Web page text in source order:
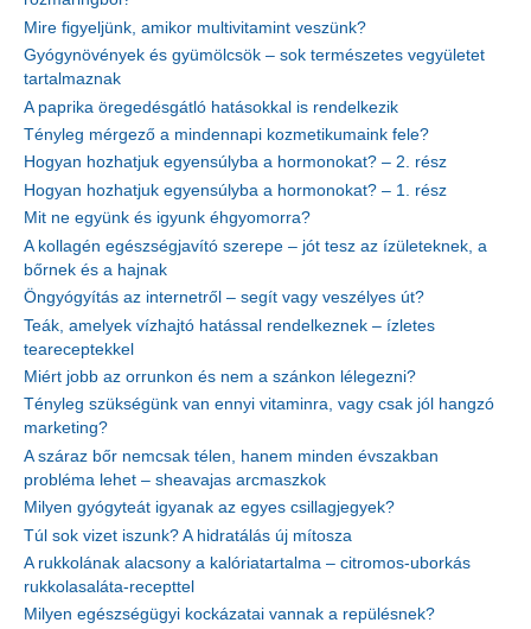
Mire figyeljünk, amikor multivitamint veszünk?
Gyógynövények és gyümölcsök – sok természetes vegyületet
tartalmaznak
A paprika öregedésgátló hatásokkal is rendelkezik
Tényleg mérgező a mindennapi kozmetikumaink fele?
Hogyan hozhatjuk egyensúlyba a hormonokat? – 2. rész
Hogyan hozhatjuk egyensúlyba a hormonokat? – 1. rész
Mit ne együnk és igyunk éhgyomorra?
A kollagén egészségjavító szerepe – jót tesz az ízületeknek, a
bőrnek és a hajnak
Öngyógyítás az internetről – segít vagy veszélyes út?
Teák, amelyek vízhajtó hatással rendelkeznek – ízletes
teareceptekkel
Miért jobb az orrunkon és nem a szánkon lélegezni?
Tényleg szükségünk van ennyi vitaminra, vagy csak jól hangzó
marketing?
A száraz bőr nemcsak télen, hanem minden évszakban
probléma lehet – sheavajas arcmaszkok
Milyen gyógyteát igyanak az egyes csillagjegyek?
Túl sok vizet iszunk? A hidratálás új mítosza
A rukkolának alacsony a kalóriatartalma – citromos-uborkás
rukkolasaláta-recepttel
Milyen egészségügyi kockázatai vannak a repülésnek?